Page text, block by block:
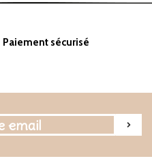
Paiement sécurisé